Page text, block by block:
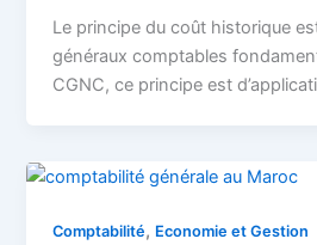
Le principe du coût historique
généraux comptables
CGNC, ce principe est
Comptabilité, Economie et Gestion